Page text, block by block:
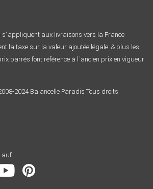
aux livraisons vers la France
la taxe sur la valeur ajoutée légale. & plus les
barrés font référence à l´ancien prix en vigueur
2024 Balancelle Paradis Tous droits
auf